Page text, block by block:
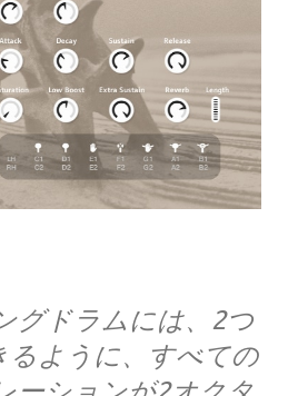
グドラムには、2つ
るように、すべての